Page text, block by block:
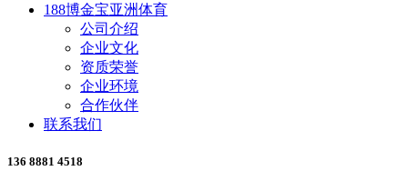
188博金宝亚洲体育
公司介绍
企业文化
资质荣誉
企业环境
合作伙伴
联系我们
136 8881 4518